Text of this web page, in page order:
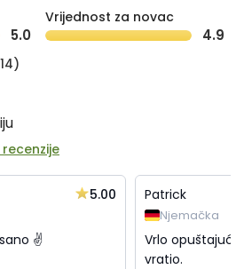
5.0
Vrijednost za novac
4.9
5.00
✌️
Patrick
Njemačka
Vrlo opuštajući
vratio.